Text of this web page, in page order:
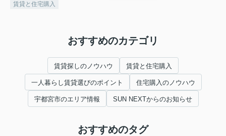
賃貸と住宅購入
おすすめのカテゴリ
賃貸探しのノウハウ 賃貸と住宅購入
一人暮らし賃貸選びのポイント 住宅購入のノウハウ
宇都宮市のエリア情報 SUN NEXTからのお知らせ
おすすめのタグ